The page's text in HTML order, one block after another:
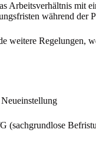
Arbeitsverhältnis mit
während der
weitere Regelungen,
(sachgrundlose